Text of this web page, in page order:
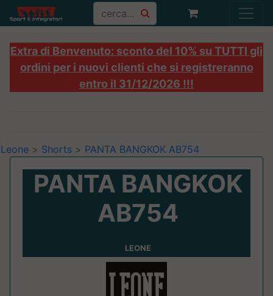
Extra di Benvenuto: sconto del 10% su TUTTI gli
ordini per i nuovi clienti che si registreranno
entro il 31/12/2026 !!!
Leone > Shorts > PANTA BANGKOK AB754
PANTA BANGKOK
AB754
LEONE